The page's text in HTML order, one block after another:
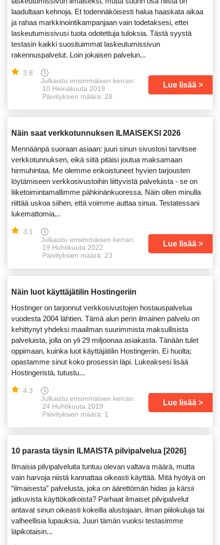
laadultaan kehnoja. Et todennäköisesti halua haaskata aikaa
ja rahaa markkinointikampanjaan vain todetaksesi, ettei
laskeutumissivusi tuota odotettuja tuloksia. Tästä syystä
testasin kaikki suosituimmat laskeutumissivun
rakennuspalvelut. Loin jokaisen palvelun...
3.8
Julkaistu ensimmäisen kerran:
10 Heinäkuuta 2019
Päivityksien määrä: 28
Lue lisää
Näin saat verkkotunnuksen ILMAISEKSI 2026
Mennäänpä suoraan asiaan: juuri sinun sivustosi tarvitsee
verkkotunnuksen, eikä siitä pitäisi joutua maksamaan
hirmuhintaa. Me olemme erikoistuneet hyvien tarjousten
löytämiseen verkkosivustoihin liittyvistä palveluista - se on
liiketoimintamallimme pähkinänkuoressa. Näin ollen minulla
riittää uskoa siihen, että voimme auttaa sinua. Testatessani
lukemattomia...
3.1
Julkaistu ensimmäisen kerran:
19 Huhtikuuta 2022
Päivityksien määrä: 23
Lue lisää
Näin luot käyttäjätilin Hostingeriin
Hostinger on tarjonnut verkkosivustojen hostauspalvelua
vuodesta 2004 lähtien. Tämä alun perin ilmainen palvelu on
kehittynyt yhdeksi maailman suurimmista maksullisista
palveluista, jolla on yli 29 miljoonaa asiakasta. Tänään tulet
oppimaan, kuinka luot käyttäjätilin Hostingeriin. Ei huolta;
opastamme sinut koko prosessin läpi. Lukeaksesi lisää
Hostingeristä, tutustu...
4.3
Julkaistu ensimmäisen kerran:
24 Huhtikuuta 2019
Päivityksien määrä: 1
Lue lisää
10 parasta täysin ILMAISTA pilvipalvelua [2026]
Ilmaisia pilvipalveluita tuntuu olevan valtava määrä, mutta
vain harvoja niistä kannattaa oikeasti käyttää. Mitä hyötyä on
“ilmaisesta” palvelusta, joka on äärettömän hidas ja kärsii
jatkuvista käyttökatkoista? Parhaat ilmaiset pilvipalvelut
antavat sinun oikeasti kokeilla alustojaan, ilman piilokuluja tai
valheellisia lupauksia. Juuri tämän vuoksi testasimme
läpikotaisin...